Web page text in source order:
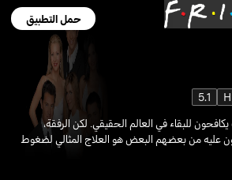
حمل التطبيق
5.1
للبقاء في العالم الحقيقي. لكن الرفقة،
عليه من بعضهم البعض هو العلاج المثالي لضغوط